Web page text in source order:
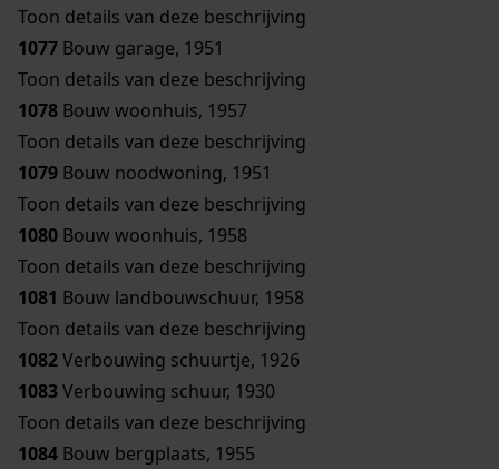
Toon details van deze beschrijving
1077 Bouw garage, 1951
Toon details van deze beschrijving
1078 Bouw woonhuis, 1957
Toon details van deze beschrijving
1079 Bouw noodwoning, 1951
Toon details van deze beschrijving
1080 Bouw woonhuis, 1958
Toon details van deze beschrijving
1081 Bouw landbouwschuur, 1958
Toon details van deze beschrijving
1082Verbouwing schuurtje, 1926
1083Verbouwing schuur, 1930
Toon details van deze beschrijving
1084 Bouw bergplaats, 1955